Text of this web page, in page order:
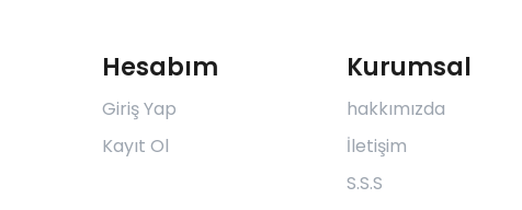
Hesabım
Giriş Yap
Kayıt Ol
Kurumsal
hakkımızda
İletişim
S.S.S